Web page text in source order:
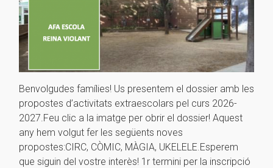
Benvolgudes famílies! Us presentem el dossier amb les
propostes d’activitats extraescolars pel curs 2026-
2027.Feu clic a la imatge per obrir el dossier! Aquest
any hem volgut fer les següents noves
propostes:CIRC, CÒMIC, MÀGIA, UKELELE.Esperem
que siguin del vostre interès! 1r termini per la inscripció